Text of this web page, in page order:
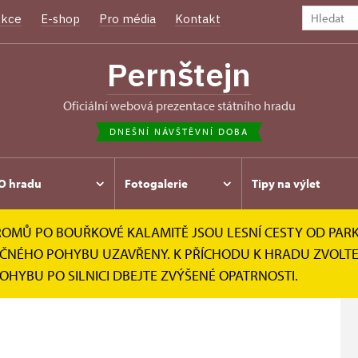
E-shop Pro média Kontakt
Pernštejn
oficiální webová prezentace státního hradu
DNEŠNÍ NÁVŠTĚVNÍ DOBA
hradu Fotogalerie Tipy na výlet
PO BOUŘKOVÉ KALAMITĚ JSOU LESNÍ CESTY OD
POHYBU UZAVŘENY. K PŘÍCHODU K HRADU
PO SILNICI DBEJTE ZVÝŠENÉ OPATRNOSTI.
Prohlídkové okruhy Hrad a Mittrowští